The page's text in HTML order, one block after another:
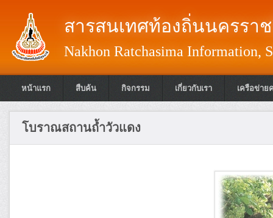
สารสนเทศท้องถิ่นนครรา
Nakhon Ratchasima Information,
หน้าแรก สืบค้น กิจกรรม เกี่ยวกับเรา เครือข่าย
โบราณสถานถ้ำวัวแดง